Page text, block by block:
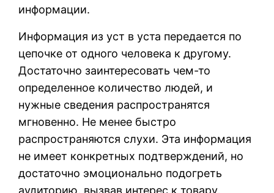
информации.
Информация из уст в уста передается по
цепочке от одного человека к другому.
Достаточно заинтересовать чем-то
определенное количество людей, и
нужные сведения распространятся
мгновенно. Не менее быстро
распространяются слухи. Эта информация
не имеет конкретных подтверждений, но
достаточно эмоционально подогреть